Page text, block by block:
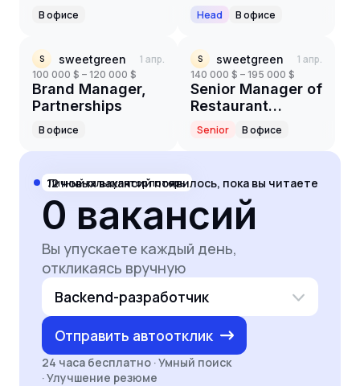
В офисе Head В офисе
S sweetgreen 1 апр.
100 000 $ – 120 000 $
Brand Manager,
Partnerships
В офисе
S sweetgreen 1 апр.
140 000 $ – 195 000 $
Senior Manager of
Restaurant
Technology
Senior В офисе
Личный калькулятор потерь
0 вакансий
Вы упускаете каждый день,
откликаясь вручную
Backend-разработчик
Отправить автоотклик
24 часа бесплатно · Умный поиск
· Улучшение резюме
12новых вакансий появилось, пока вы читаете